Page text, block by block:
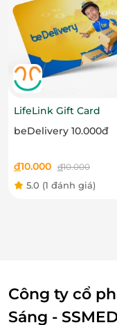
Tại Bắc Kim
thức m
ón ngon
úng, tho ải mái- n
nghĩa bên giađình
LifeLink Gift Card
beDelivery 10.000đ
đ10.000 đ10.000
5.0 (1 đánh giá)
Công ty cổ
Sáng -